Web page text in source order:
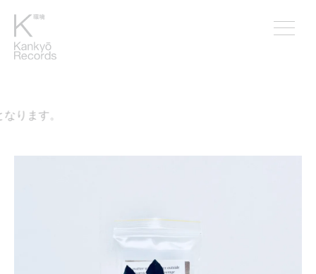
ます。